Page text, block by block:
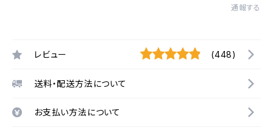
通報する
レビュー (448)
送料・配送方法について
お支払い方法について